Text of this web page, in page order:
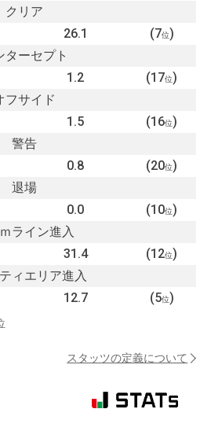
クリア
26.1 (7位)
ターセプト
1.2 (17位)
フサイド
1.5 (16位)
警告
0.8 (20位)
退場
0.0 (10位)
ライン進入
31.4 (12位)
ィエリア進入
12.7 (5位)
スタッツの定義について